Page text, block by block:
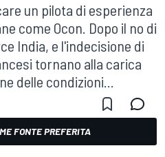
un pilota di esperienza
come Ocon. Dopo il no di
India, e l'indecisione di
tornano alla carica
delle condizioni...
FONTE PREFERITA